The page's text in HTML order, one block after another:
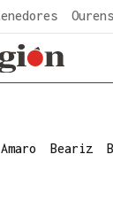
Beariz